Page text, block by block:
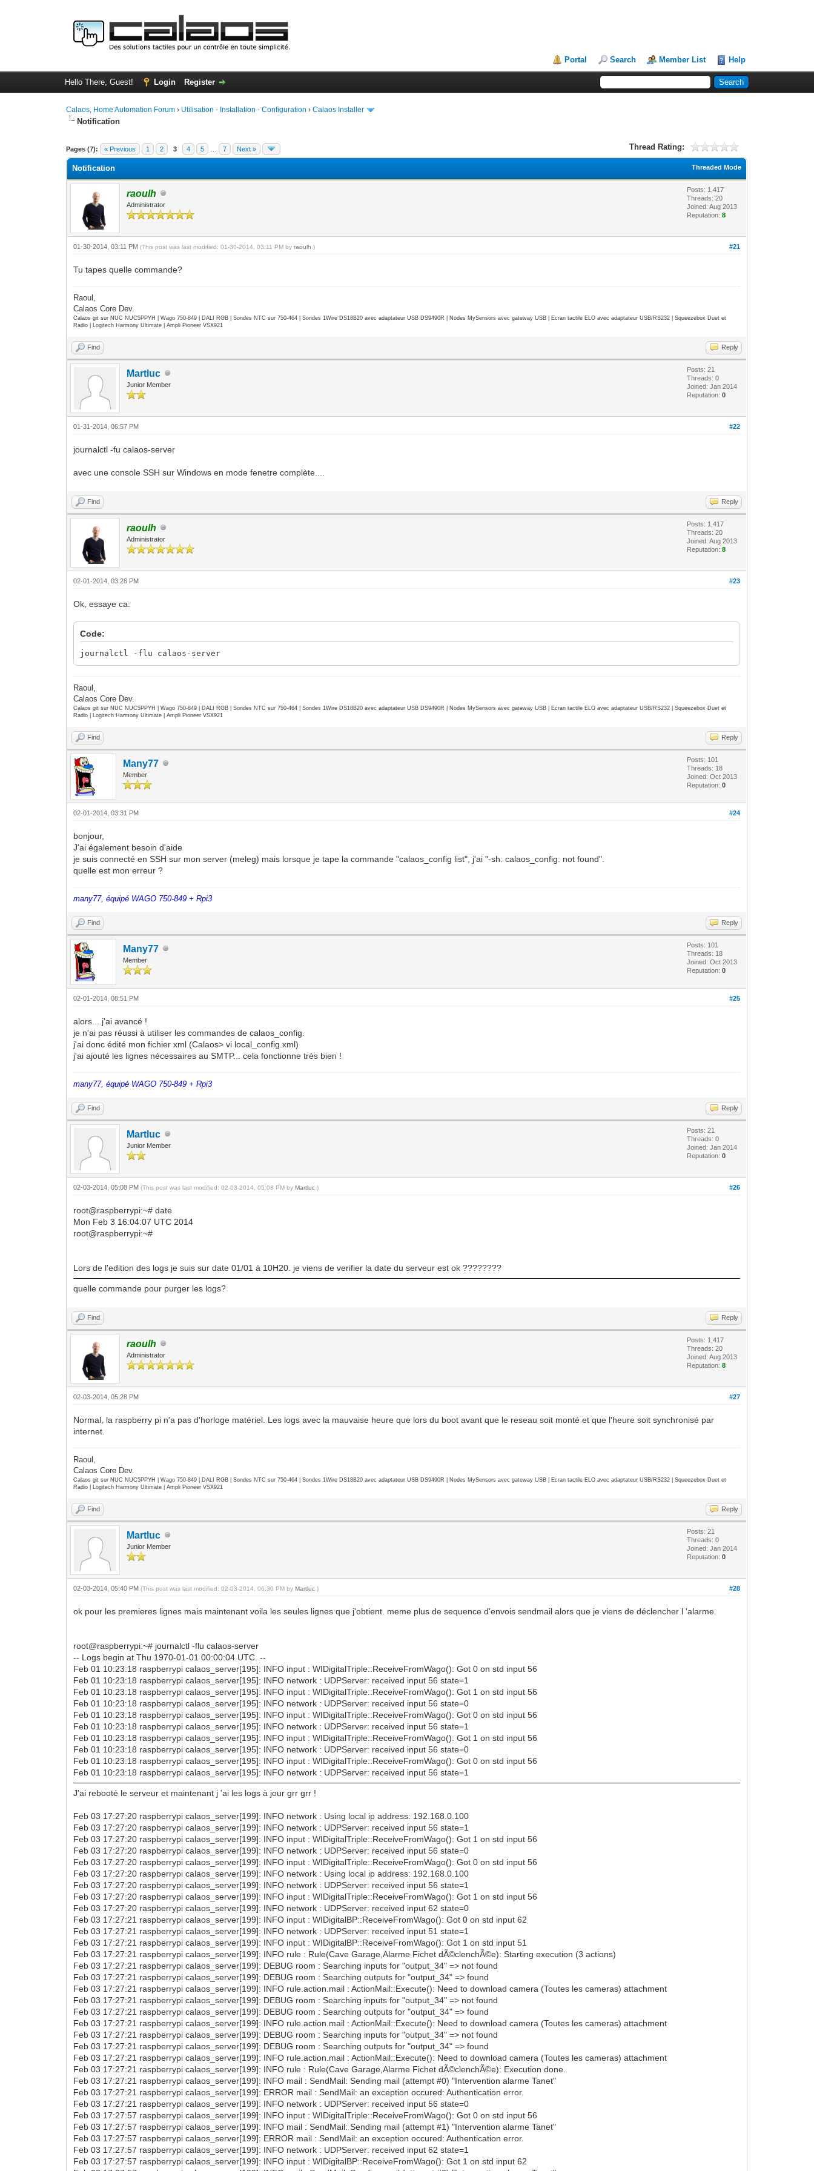
Portal Search Member List Help
Hello There, Guest! Login Register
Calaos, Home Automation Forum › Utilisation - Installation - Configuration ›Calaos Installer
Notification
Pages (7): « Previous 1 2 3 4 5 7 Next » Thread Rating:
0 Vote(s) - 0 Average
1
2
3
4
5
Threaded Mode
Notification
raoulh
Administrator
Posts: 1,417
Threads: 20
Joined: Aug 2013
Reputation:8
#21
01-30-2014, 03:11 PM(This post was last modified: 01-30-2014, 03:11 PM byraoulh .)
Tu tapes quelle commande?
Raoul,
Calaos Core Dev.
Calaos git sur NUC NUC5PPYH | Wago 750-849 | DALI RGB | Sondes NTC sur 750-464 | Sondes 1Wire DS18B20 avec adaptateur USB DS9490R | Nodes MySensors avec gateway USB | Ecran tactile ELO avec adaptateur USB/RS232 | Squeezebox Duet et
Radio | Logitech Harmony Ultimate | Ampli Pioneer VSX921
Find Reply
Martluc
Junior Member
Posts: 21
Threads: 0
Joined: Jan 2014
Reputation:0
#22
01-31-2014, 06:57 PM
journalctl -fu calaos-server
avec une console SSH sur Windows en mode fenetre complète....
Find Reply
raoulh
Administrator
Posts: 1,417
Threads: 20
Joined: Aug 2013
Reputation:8
#23
02-01-2014, 03:28 PM
Ok, essaye ca:
Code:
journalctl -flu calaos-server
Raoul,
Calaos Core Dev.
Calaos git sur NUC NUC5PPYH | Wago 750-849 | DALI RGB | Sondes NTC sur 750-464 | Sondes 1Wire DS18B20 avec adaptateur USB DS9490R | Nodes MySensors avec gateway USB | Ecran tactile ELO avec adaptateur USB/RS232 | Squeezebox Duet et
Radio | Logitech Harmony Ultimate | Ampli Pioneer VSX921
Find Reply
Many77
Member
Posts: 101
Threads: 18
Joined: Oct 2013
Reputation:0
#24
02-01-2014, 03:31 PM
bonjour,
J'ai également besoin d'aide
je suis connecté en SSH sur mon server (meleg) mais lorsque je tape la commande "calaos_config list", j'ai "-sh: calaos_config: not found".
quelle est mon erreur ?
many77, équipé WAGO 750-849 + Rpi3
Find Reply
Many77
Member
Posts: 101
Threads: 18
Joined: Oct 2013
Reputation:0
#25
02-01-2014, 08:51 PM
alors... j'ai avancé !
je n'ai pas réussi à utiliser les commandes de calaos_config.
j'ai donc édité mon fichier xml (Calaos> vi local_config.xml)
j'ai ajouté les lignes nécessaires au SMTP... cela fonctionne très bien !
many77, équipé WAGO 750-849 + Rpi3
Find Reply
Martluc
Junior Member
Posts: 21
Threads: 0
Joined: Jan 2014
Reputation:0
#26
02-03-2014, 05:08 PM(This post was last modified: 02-03-2014, 05:08 PM byMartluc .)
root@raspberrypi:~# date
Mon Feb 3 16:04:07 UTC 2014
root@raspberrypi:~#
Lors de l'edition des logs je suis sur date 01/01 à 10H20. je viens de verifier la date du serveur est ok ????????
quelle commande pour purger les logs?
Find Reply
raoulh
Administrator
Posts: 1,417
Threads: 20
Joined: Aug 2013
Reputation:8
#27
02-03-2014, 05:28 PM
Normal, la raspberry pi n'a pas d'horloge matériel. Les logs avec la mauvaise heure que lors du boot avant que le reseau soit monté et que l'heure soit synchronisé par
internet.
Raoul,
Calaos Core Dev.
Calaos git sur NUC NUC5PPYH | Wago 750-849 | DALI RGB | Sondes NTC sur 750-464 | Sondes 1Wire DS18B20 avec adaptateur USB DS9490R | Nodes MySensors avec gateway USB | Ecran tactile ELO avec adaptateur USB/RS232 | Squeezebox Duet et
Radio | Logitech Harmony Ultimate | Ampli Pioneer VSX921
Find Reply
Martluc
Junior Member
Posts: 21
Threads: 0
Joined: Jan 2014
Reputation:0
#28
02-03-2014, 05:40 PM(This post was last modified: 02-03-2014, 06:30 PM byMartluc .)
ok pour les premieres lignes mais maintenant voila les seules lignes que j'obtient. meme plus de sequence d'envois sendmail alors que je viens de déclencher l 'alarme.
root@raspberrypi:~# journalctl -flu calaos-server
-- Logs begin at Thu 1970-01-01 00:00:04 UTC. --
Feb 01 10:23:18 raspberrypi calaos_server[195]: INFO input : WIDigitalTriple::ReceiveFromWago(): Got 0 on std input 56
Feb 01 10:23:18 raspberrypi calaos_server[195]: INFO network : UDPServer: received input 56 state=1
Feb 01 10:23:18 raspberrypi calaos_server[195]: INFO input : WIDigitalTriple::ReceiveFromWago(): Got 1 on std input 56
Feb 01 10:23:18 raspberrypi calaos_server[195]: INFO network : UDPServer: received input 56 state=0
Feb 01 10:23:18 raspberrypi calaos_server[195]: INFO input : WIDigitalTriple::ReceiveFromWago(): Got 0 on std input 56
Feb 01 10:23:18 raspberrypi calaos_server[195]: INFO network : UDPServer: received input 56 state=1
Feb 01 10:23:18 raspberrypi calaos_server[195]: INFO input : WIDigitalTriple::ReceiveFromWago(): Got 1 on std input 56
Feb 01 10:23:18 raspberrypi calaos_server[195]: INFO network : UDPServer: received input 56 state=0
Feb 01 10:23:18 raspberrypi calaos_server[195]: INFO input : WIDigitalTriple::ReceiveFromWago(): Got 0 on std input 56
Feb 01 10:23:18 raspberrypi calaos_server[195]: INFO network : UDPServer: received input 56 state=1
J'ai rebooté le serveur et maintenant j 'ai les logs à jour grr grr !
Feb 03 17:27:20 raspberrypi calaos_server[199]: INFO network : Using local ip address: 192.168.0.100
Feb 03 17:27:20 raspberrypi calaos_server[199]: INFO network : UDPServer: received input 56 state=1
Feb 03 17:27:20 raspberrypi calaos_server[199]: INFO input : WIDigitalTriple::ReceiveFromWago(): Got 1 on std input 56
Feb 03 17:27:20 raspberrypi calaos_server[199]: INFO network : UDPServer: received input 56 state=0
Feb 03 17:27:20 raspberrypi calaos_server[199]: INFO input : WIDigitalTriple::ReceiveFromWago(): Got 0 on std input 56
Feb 03 17:27:20 raspberrypi calaos_server[199]: INFO network : Using local ip address: 192.168.0.100
Feb 03 17:27:20 raspberrypi calaos_server[199]: INFO network : UDPServer: received input 56 state=1
Feb 03 17:27:20 raspberrypi calaos_server[199]: INFO input : WIDigitalTriple::ReceiveFromWago(): Got 1 on std input 56
Feb 03 17:27:20 raspberrypi calaos_server[199]: INFO network : UDPServer: received input 62 state=0
Feb 03 17:27:21 raspberrypi calaos_server[199]: INFO input : WIDigitalBP::ReceiveFromWago(): Got 0 on std input 62
Feb 03 17:27:21 raspberrypi calaos_server[199]: INFO network : UDPServer: received input 51 state=1
Feb 03 17:27:21 raspberrypi calaos_server[199]: INFO input : WIDigitalBP::ReceiveFromWago(): Got 1 on std input 51
Feb 03 17:27:21 raspberrypi calaos_server[199]: INFO rule : Rule(Cave Garage,Alarme Fichet dÃ©clenchÃ©e): Starting execution (3 actions)
Feb 03 17:27:21 raspberrypi calaos_server[199]: DEBUG room : Searching inputs for "output_34" => not found
Feb 03 17:27:21 raspberrypi calaos_server[199]: DEBUG room : Searching outputs for "output_34" => found
Feb 03 17:27:21 raspberrypi calaos_server[199]: INFO rule.action.mail : ActionMail::Execute(): Need to download camera (Toutes les cameras) attachment
Feb 03 17:27:21 raspberrypi calaos_server[199]: DEBUG room : Searching inputs for "output_34" => not found
Feb 03 17:27:21 raspberrypi calaos_server[199]: DEBUG room : Searching outputs for "output_34" => found
Feb 03 17:27:21 raspberrypi calaos_server[199]: INFO rule.action.mail : ActionMail::Execute(): Need to download camera (Toutes les cameras) attachment
Feb 03 17:27:21 raspberrypi calaos_server[199]: DEBUG room : Searching inputs for "output_34" => not found
Feb 03 17:27:21 raspberrypi calaos_server[199]: DEBUG room : Searching outputs for "output_34" => found
Feb 03 17:27:21 raspberrypi calaos_server[199]: INFO rule.action.mail : ActionMail::Execute(): Need to download camera (Toutes les cameras) attachment
Feb 03 17:27:21 raspberrypi calaos_server[199]: INFO rule : Rule(Cave Garage,Alarme Fichet dÃ©clenchÃ©e): Execution done.
Feb 03 17:27:21 raspberrypi calaos_server[199]: INFO mail : SendMail: Sending mail (attempt #0) "Intervention alarme Tanet"
Feb 03 17:27:21 raspberrypi calaos_server[199]: ERROR mail : SendMail: an exception occured: Authentication error.
Feb 03 17:27:21 raspberrypi calaos_server[199]: INFO network : UDPServer: received input 56 state=0
Feb 03 17:27:57 raspberrypi calaos_server[199]: INFO input : WIDigitalTriple::ReceiveFromWago(): Got 0 on std input 56
Feb 03 17:27:57 raspberrypi calaos_server[199]: INFO mail : SendMail: Sending mail (attempt #1) "Intervention alarme Tanet"
Feb 03 17:27:57 raspberrypi calaos_server[199]: ERROR mail : SendMail: an exception occured: Authentication error.
Feb 03 17:27:57 raspberrypi calaos_server[199]: INFO network : UDPServer: received input 62 state=1
Feb 03 17:27:57 raspberrypi calaos_server[199]: INFO input : WIDigitalBP::ReceiveFromWago(): Got 1 on std input 62